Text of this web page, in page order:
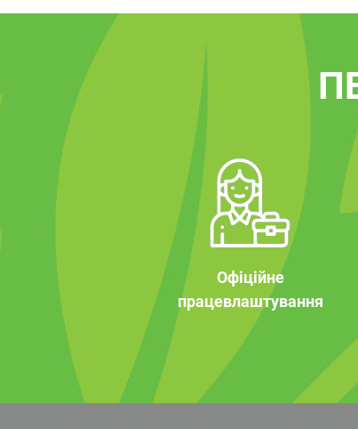
Офіційне
працевлаштування